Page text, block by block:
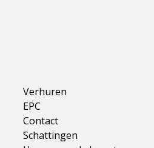
Verhuren
EPC
Contact
Schattingen